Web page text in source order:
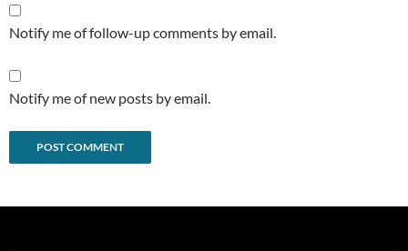
Notify me of follow-up comments by email.
Notify me of new posts by email.